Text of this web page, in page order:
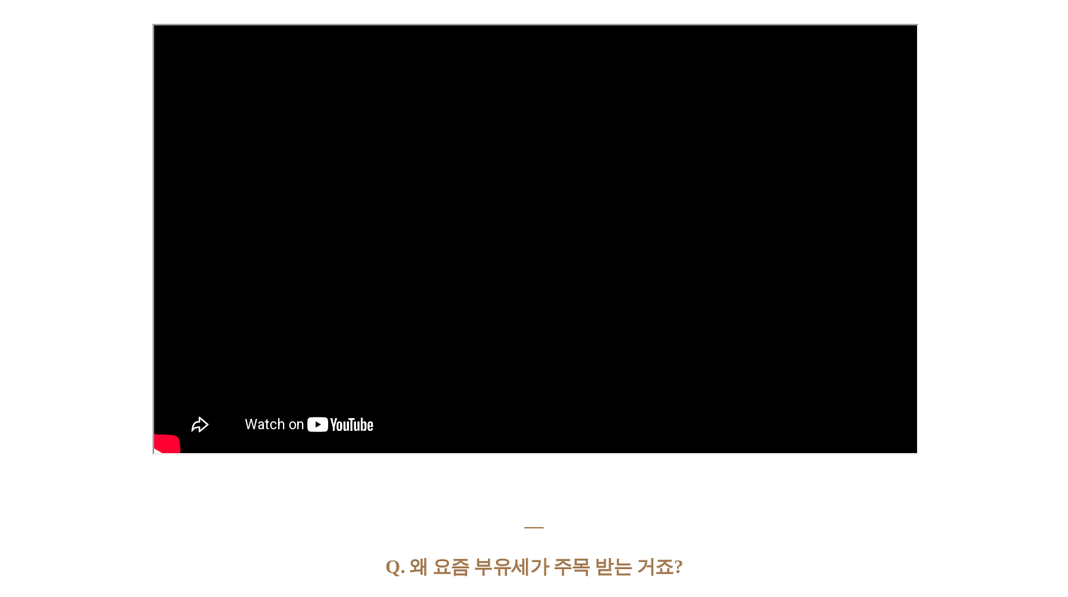
―
Q. 왜 요즘 부유세가 주목 받는 거죠?